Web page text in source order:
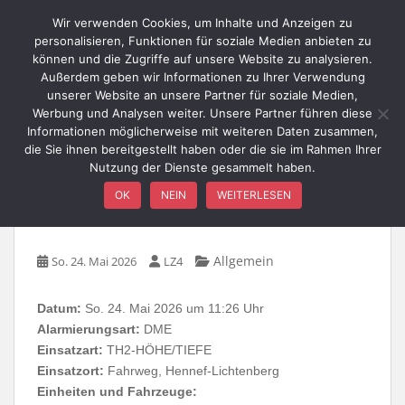
TH2-HÖHE/TIEFE /
Fahrweg
So. 24. Mai 2026 LZ4 Allgemein
Datum: So. 24. Mai 2026 um 11:26 Uhr
Alarmierungsart: DME
Einsatzart: TH2-HÖHE/TIEFE
Einsatzort: Fahrweg, Hennef-Lichtenberg
Einheiten und Fahrzeuge:
Wir verwenden Cookies, um Inhalte und Anzeigen zu
personalisieren, Funktionen für soziale Medien anbieten zu
können und die Zugriffe auf unsere Website zu analysieren.
Außerdem geben wir Informationen zu Ihrer Verwendung
unserer Website an unsere Partner für soziale Medien,
Werbung und Analysen weiter. Unsere Partner führen diese
Informationen möglicherweise mit weiteren Daten zusammen,
die Sie ihnen bereitgestellt haben oder die sie im Rahmen Ihrer
Nutzung der Dienste gesammelt haben.
OK NEIN WEITERLESEN